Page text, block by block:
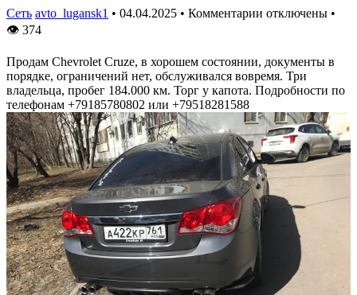
Сеть avto_lugansk1 • 04.04.2025 • Комментарии отключены •
👁 374
Продам Chevrolet Cruze, в хорошем состоянии, документы в
порядке, ограничений нет, обслуживался вовремя. Три
владельца, пробег 184.000 км. Торг у капота. Подробности по
телефонам +79185780802 или +79518281588